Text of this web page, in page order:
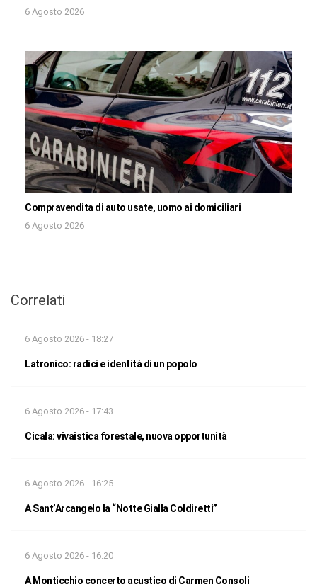
6 Agosto 2026
Compravendita di auto usate, uomo ai domiciliari
6 Agosto 2026
Correlati
6 Agosto 2026 - 18:27
Latronico: radici e identità di un popolo
6 Agosto 2026 - 17:43
Cicala: vivaistica forestale, nuova opportunità
6 Agosto 2026 - 16:25
A Sant’Arcangelo la “Notte Gialla Coldiretti”
6 Agosto 2026 - 16:20
A Monticchio concerto acustico di Carmen Consoli